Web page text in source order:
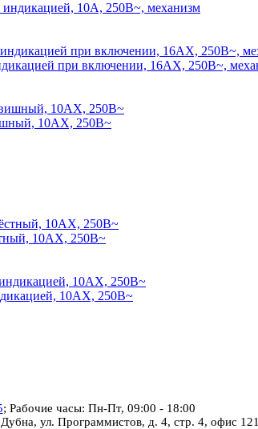
10А, 250В~, механизм
при включении, 16АХ, 250В~,
10АХ, 250В~
10АХ, 250В~
10АХ, 250В~
; Рабочие часы: Пн-Пт, 09:00 - 18:00
ул. Программистов, д. 4, стр. 4, офис